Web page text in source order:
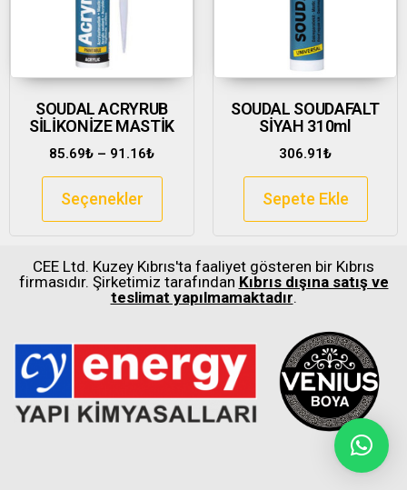
SOUDAL ACRYRUB
SİLİKONİZE MASTİK
85.69₺ – 91.16₺
Seçenekler
SOUDAL SOUDAFALT
SİYAH 310ml
306.91₺
Sepete Ekle
CEE Ltd. Kuzey Kıbrıs'ta faaliyet gösteren bir Kıbrıs
firmasıdır. Şirketimiz tarafından Kıbrıs dışına satış ve
teslimat yapılmamaktadır.